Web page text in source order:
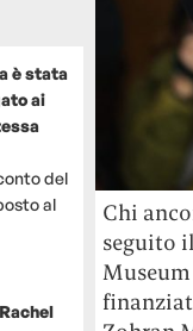
è stata
ai
del
al
Chi
seguito